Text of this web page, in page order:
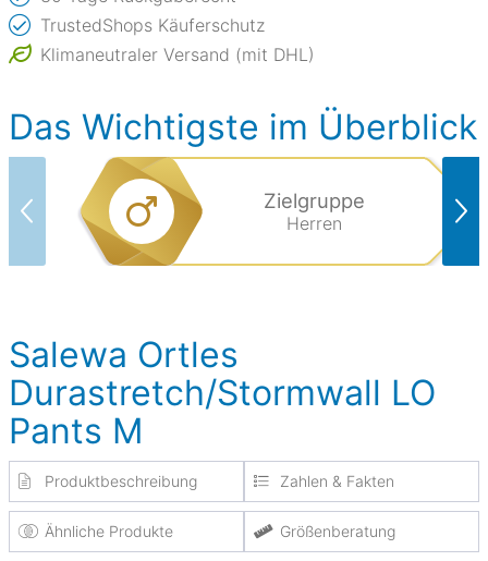
TrustedShops Käuferschutz
Klimaneutraler Versand (mit DHL)
Das Wichtigste im Überblick
Zielgruppe
Herren
Salewa Ortles
Durastretch/Stormwall LO
Pants M
Produktbeschreibung Zahlen & Fakten
Ähnliche Produkte Größenberatung